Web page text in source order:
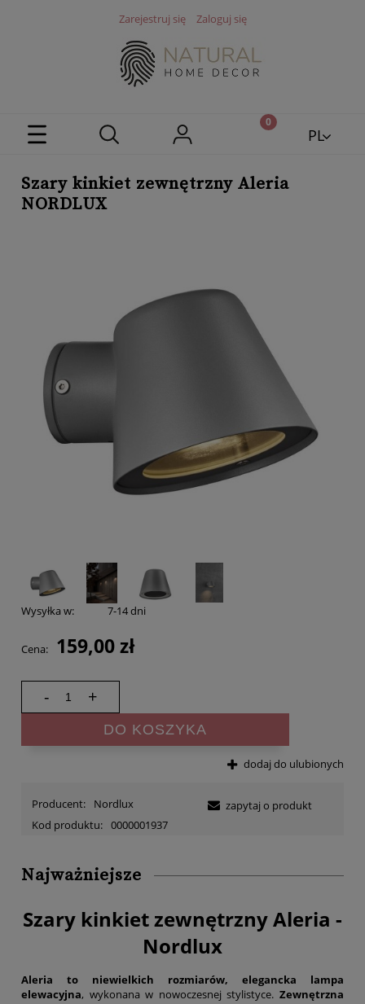
Zarejestruj się Zaloguj się
PL
Szary kinkiet zewnętrzny Aleria
NORDLUX
Wysyłka w: 7-14 dni
Cena: 159,00 zł
- +
DO KOSZYKA
dodaj do ulubionych
Producent:
Nordlux
Kod produktu: 0000001937
zapytaj o produkt
Najważniejsze
Szary kinkiet zewnętrzny Aleria -
Nordlux
Aleria to niewielkich rozmiarów, elegancka lampa
elewacyjna, wykonana w nowoczesnej stylistyce. Zewnętrzna